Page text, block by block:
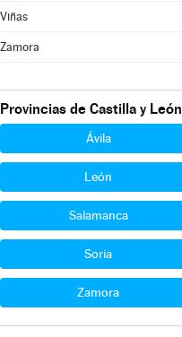
Viñas
Zamora
Provincias de Castilla y León
Ávila
León
Salamanca
Soria
Zamora